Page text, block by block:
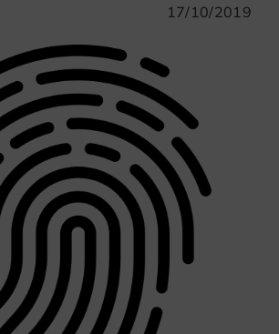
17/10/2019